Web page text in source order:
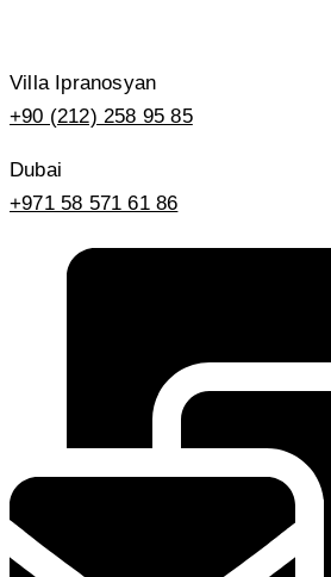
Villa Ipranosyan
+90 (212) 258 95 85
Dubai
+971 58 571 61 86